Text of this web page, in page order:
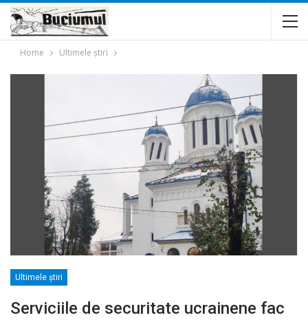
Home Ultimele ştiri
Ultimele ştiri
Serviciile de securitate ucrainene fac